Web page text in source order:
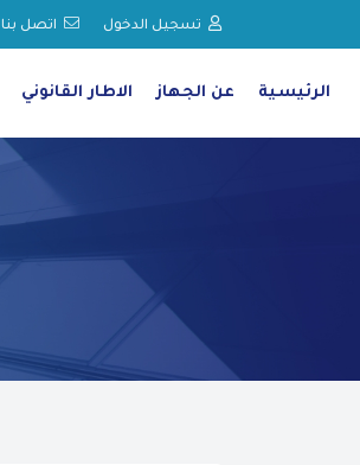
تسجيل الدخول اتصل بنا
الرئيسية عن الجهاز الاطار القانوني